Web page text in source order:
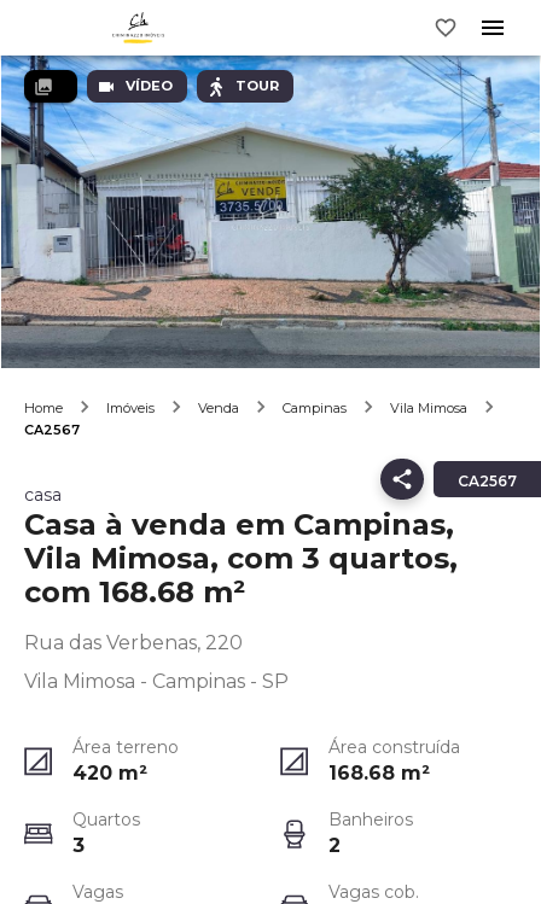
VÍDEO TOUR
Home Imóveis Venda Campinas
Vila Mimosa
CA2567
CA2567
casa
Casa à venda em Campinas,
Vila Mimosa, com 3 quartos,
com 168.68 m²
Rua das Verbenas, 220
Vila Mimosa - Campinas - SP
Área terreno
420 m²
Área construída
168.68 m²
Quartos
3
Banheiros
2
Vagas Vagas cob.